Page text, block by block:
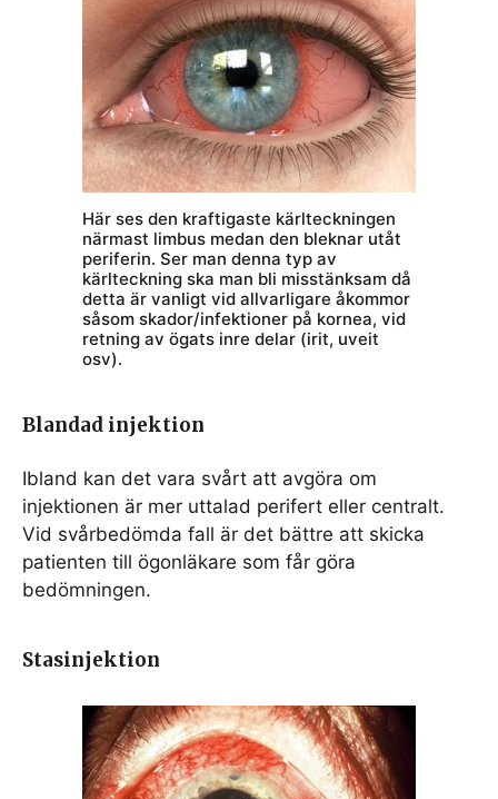
Här ses den kraftigaste kärlteckningen
närmast limbus medan den bleknar utåt
periferin. Ser man denna typ av
kärlteckning ska man bli misstänksam då
detta är vanligt vid allvarligare åkommor
såsom skador/infektioner på kornea, vid
retning av ögats inre delar (irit, uveit
osv).
Blandad injektion
Ibland kan det vara svårt att avgöra om
injektionen är mer uttalad perifert eller centralt.
Vid svårbedömda fall är det bättre att skicka
patienten till ögonläkare som får göra
bedömningen.
Stasinjektion